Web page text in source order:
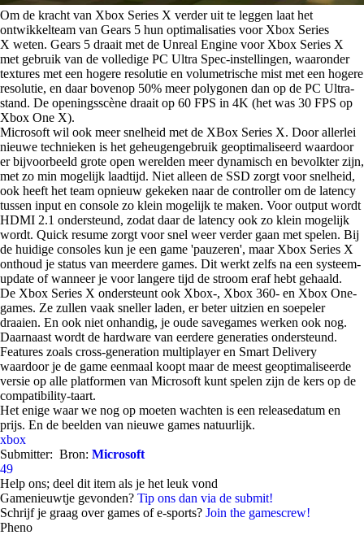
Om de kracht van Xbox Series X verder uit te leggen laat het
ontwikkelteam van Gears 5 hun optimalisaties voor Xbox Series
X weten. Gears 5 draait met de Unreal Engine voor Xbox Series X
met gebruik van de volledige PC Ultra Spec-instellingen, waaronder
textures met een hogere resolutie en volumetrische mist met een hogere
resolutie, en daar bovenop 50% meer polygonen dan op de PC Ultra-
stand. De openingsscène draait op 60 FPS in 4K (het was 30 FPS op
Xbox One X).
Microsoft wil ook meer snelheid met de XBox Series X. Door allerlei
nieuwe technieken is het geheugengebruik geoptimaliseerd waardoor
er bijvoorbeeld grote open werelden meer dynamisch en bevolkter zijn,
met zo min mogelijk laadtijd. Niet alleen de SSD zorgt voor snelheid,
ook heeft het team opnieuw gekeken naar de controller om de latency
tussen input en console zo klein mogelijk te maken. Voor output wordt
HDMI 2.1 ondersteund, zodat daar de latency ook zo klein mogelijk
wordt. Quick resume zorgt voor snel weer verder gaan met spelen. Bij
de huidige consoles kun je een game 'pauzeren', maar Xbox Series X
onthoud je status van meerdere games. Dit werkt zelfs na een systeem-
update of wanneer je voor langere tijd de stroom eraf hebt gehaald.
De Xbox Series X ondersteunt ook Xbox-, Xbox 360- en Xbox One-
games. Ze zullen vaak sneller laden, er beter uitzien en soepeler
draaien. En ook niet onhandig, je oude savegames werken ook nog.
Daarnaast wordt de hardware van eerdere generaties ondersteund.
Features zoals cross-generation multiplayer en Smart Delivery
waardoor je de game eenmaal koopt maar de meest geoptimaliseerde
versie op alle platformen van Microsoft kunt spelen zijn de kers op de
compatibility-taart.
Het enige waar we nog op moeten wachten is een releasedatum en
prijs. En de beelden van nieuwe games natuurlijk.
xbox
Submitter: Bron: Microsoft
49
Help ons; deel dit item als je het leuk vond
Gamenieuwtje gevonden? Tip ons dan via de submit!
Schrijf je graag over games of e-sports? Join the gamescrew!
Pheno